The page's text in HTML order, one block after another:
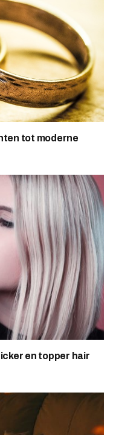
tot moderne
en topper hair